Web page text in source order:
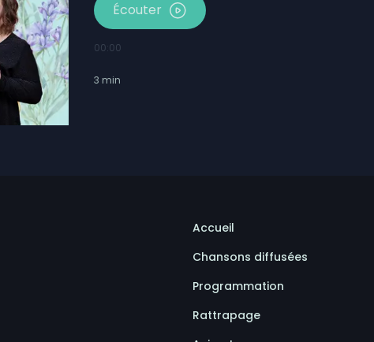
Écouter
00:00
3 min
Accueil
Chansons diffusées
Programmation
Rattrapage